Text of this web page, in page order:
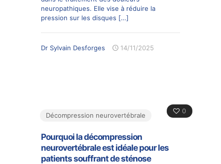
neuropathiques. Elle vise à réduire la
pression sur les disques […]
Dr Sylvain Desforges 14/11/2025
0
Décompression neurovertébrale
Pourquoi la décompression
neurovertébrale est idéale pour les
patients souffrant de sténose